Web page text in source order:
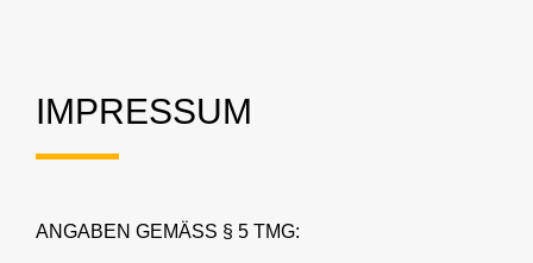
IMPRESSUM
ANGABEN GEMÄSS § 5 TMG: